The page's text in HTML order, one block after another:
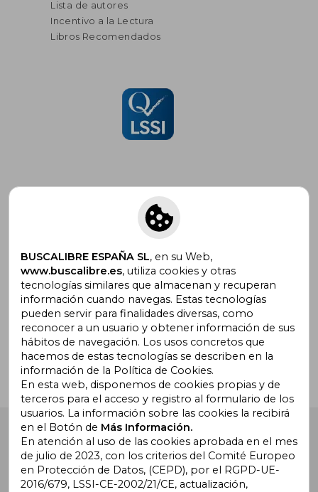
Lista de autores
Incentivo a la Lectura
Libros Recomendados
Suscríbete para recibir ofertas y
promociones
¿Necesitas ayuda?
Ir a Centro de Soporte
Buscalibre España. Calle Energía, 65, Nave 3 (08940),
Cornellà de Llobregat, Barcelona. Derechos Reservados.
BUSCALIBRE ESPAÑA SL, en su Web,
www.buscalibre.es, utiliza cookies y otras
tecnologías similares que almacenan y recuperan
información cuando navegas. Estas tecnologías
pueden servir para finalidades diversas, como
reconocer a un usuario y obtener información de sus
hábitos de navegación. Los usos concretos que
hacemos de estas tecnologías se describen en la
información de la Política de Cookies.
En esta web, disponemos de cookies propias y de
terceros para el acceso y registro al formulario de los
usuarios. La información sobre las cookies la recibirá
en el Botón de Más Información.
En atención al uso de las cookies aprobada en el mes
de julio de 2023, con los criterios del Comité Europeo
en Protección de Datos, (CEPD), por el RGPD-UE-
2016/679, LSSI-CE-2002/21/CE, actualización,